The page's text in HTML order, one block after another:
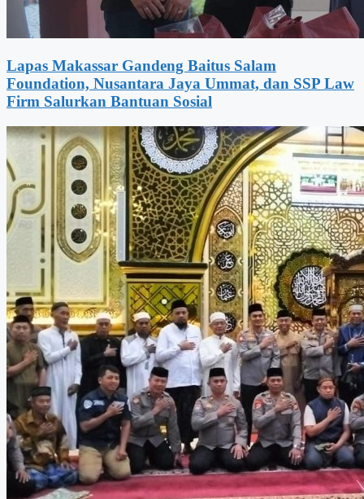
Lapas Makassar Gandeng Baitus Salam
Foundation, Nusantara Jaya Ummat, dan SSP Law
Firm Salurkan Bantuan Sosial